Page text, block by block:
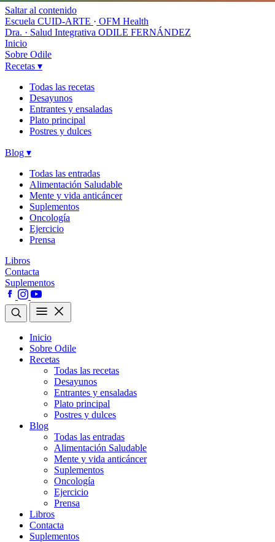
Saltar al contenido
Escuela CUID-ARTE · OFM Health
Dra. · Salud Integrativa ODILE FERNÁNDEZ
Inicio
Sobre Odile
Recetas ▾
Todas las recetas
Desayunos
Entrantes y ensaladas
Plato principal
Postres y dulces
Blog ▾
Todas las entradas
Alimentación Saludable
Mente y vida anticáncer
Suplementos
Oncología
Ejercicio
Prensa
Libros
Contacta
Suplementos
Inicio
Sobre Odile
Recetas
Todas las recetas
Desayunos
Entrantes y ensaladas
Plato principal
Postres y dulces
Blog
Todas las entradas
Alimentación Saludable
Mente y vida anticáncer
Suplementos
Oncología
Ejercicio
Prensa
Libros
Contacta
Suplementos